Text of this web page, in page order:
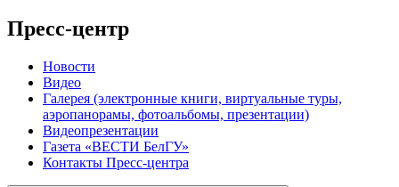
Пресс-центр
Новости
Видео
Галерея (электронные книги, виртуальные туры,
аэропанорамы, фотоальбомы, презентации)
Видеопрезентации
Газета «ВЕСТИ БелГУ»
Контакты Пресс-центра